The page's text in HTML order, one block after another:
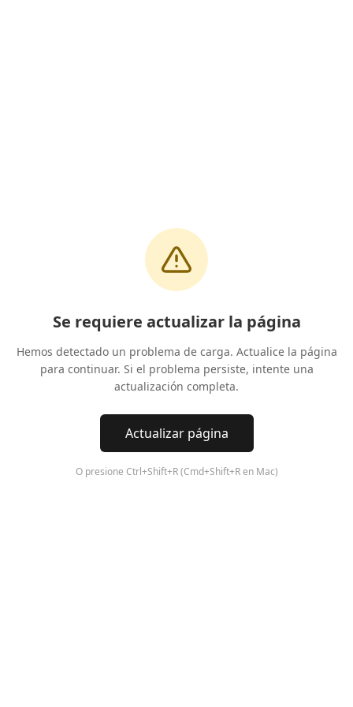
Se requiere actualizar la página
Hemos detectado un problema de carga. Actualice la página
para continuar. Si el problema persiste, intente una
actualización completa.
Actualizar página
O presione Ctrl+Shift+R (Cmd+Shift+R en Mac)